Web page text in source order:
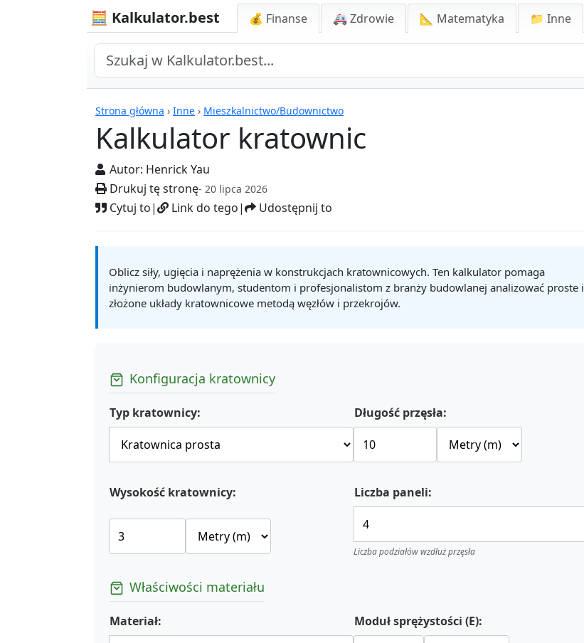
🧮 Kalkulator.best 💰 Finanse 🚑 Zdrowie 📐 Matematyka 📁 Inne
Strona główna › Inne › Mieszkalnictwo/Budownictwo
Kalkulator kratownic
Autor: Henrick Yau
Drukuj tę stronę- 20 lipca 2026
Cytuj to| Link do tego| Udostępnij to
Kalkulatory
Oblicz siły, ugięcia i naprężenia w konstrukcjach kratownicowych. Ten kalkulator pomaga
inżynierom budowlanym, studentom i profesjonalistom z branży budowlanej analizować proste i
złożone układy kratownicowe metodą węzłów i przekrojów.
Konfiguracja kratownicy
Typ kratownicy: Długość przęsła:
Wysokość kratownicy: Liczba paneli:
Liczba podziałów wzdłuż przęsła
Właściwości materiału
Materiał: Moduł sprężystości (E):